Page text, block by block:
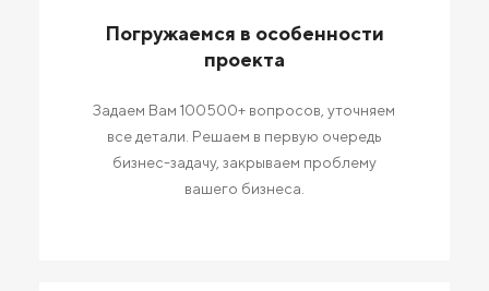
Погружаемся в особенности
проекта
Задаем Вам 100500+ вопросов, уточняем
все детали. Решаем в первую очередь
бизнес-задачу, закрываем проблему
вашего бизнеса.